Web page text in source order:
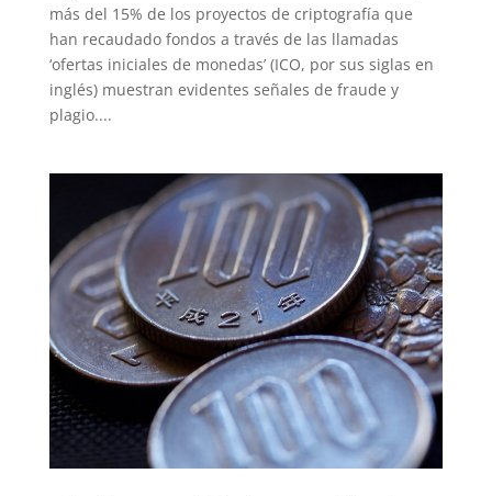
más del 15% de los proyectos de criptografía que
han recaudado fondos a través de las llamadas
‘ofertas iniciales de monedas’ (ICO, por sus siglas en
inglés) muestran evidentes señales de fraude y
plagio....